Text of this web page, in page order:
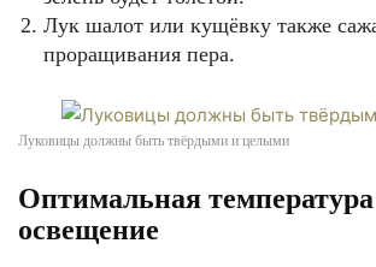
Лук шалот или кущёвку также
проращивания пера.
Луковицы должны быть твёрдыми и целыми
Оптимальная
освещение